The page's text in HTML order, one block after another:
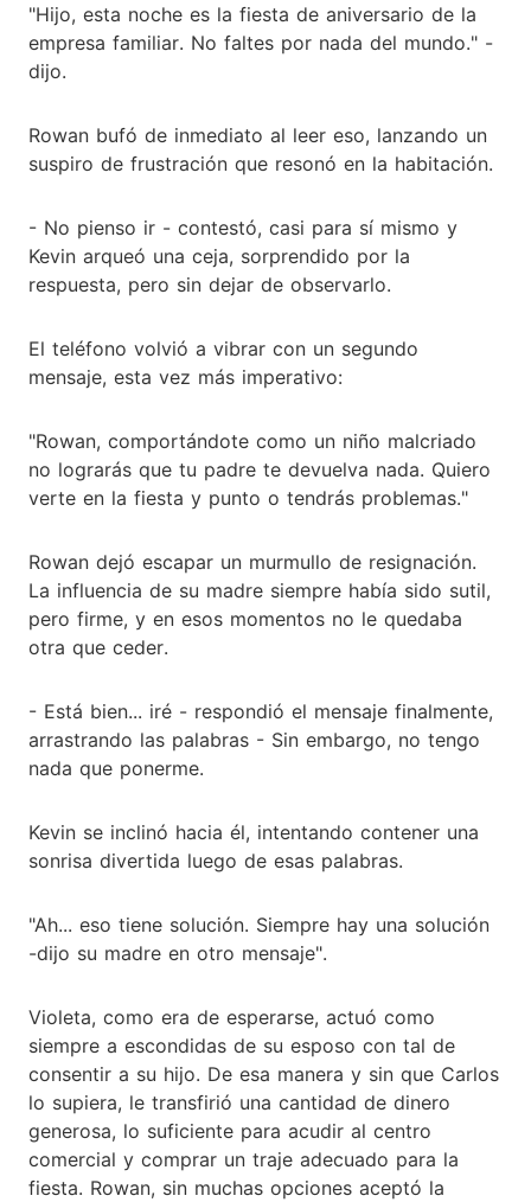
"Hijo, esta noche es la fiesta de aniversario de la
empresa familiar. No faltes por nada del mundo." -
dijo.
Rowan bufó de inmediato al leer eso, lanzando un
suspiro de frustración que resonó en la habitación.
- No pienso ir - contestó, casi para sí mismo y
Kevin arqueó una ceja, sorprendido por la
respuesta, pero sin dejar de observarlo.
El teléfono volvió a vibrar con un segundo
mensaje, esta vez más imperativo:
"Rowan, comportándote como un niño malcriado
no lograrás que tu padre te devuelva nada. Quiero
verte en la fiesta y punto o tendrás problemas."
Rowan dejó escapar un murmullo de resignación.
La influencia de su madre siempre había sido sutil,
pero firme, y en esos momentos no le quedaba
otra que ceder.
- Está bien... iré - respondió el mensaje finalmente,
arrastrando las palabras - Sin embargo, no tengo
nada que ponerme.
Kevin se inclinó hacia él, intentando contener una
sonrisa divertida luego de esas palabras.
"Ah... eso tiene solución. Siempre hay una solución
-dijo su madre en otro mensaje".
Violeta, como era de esperarse, actuó como
siempre a escondidas de su esposo con tal de
consentir a su hijo. De esa manera y sin que Carlos
lo supiera, le transfirió una cantidad de dinero
generosa, lo suficiente para acudir al centro
comercial y comprar un traje adecuado para la
fiesta. Rowan, sin muchas opciones aceptó la